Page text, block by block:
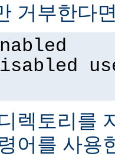
거부한다
렉토리를
어를 사용